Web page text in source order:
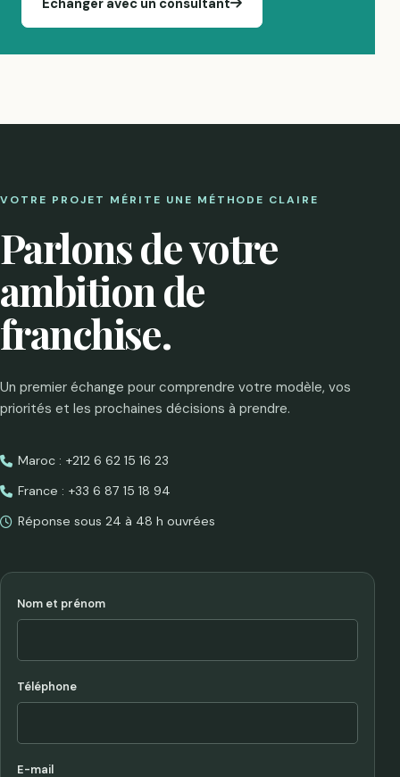
Échanger avec un consultant
VOTRE PROJET MÉRITE UNE MÉTHODE CLAIRE
Parlons de votre
ambition de
franchise.
Un premier échange pour comprendre votre modèle, vos
priorités et les prochaines décisions à prendre.
Maroc : +212 6 62 15 16 23
France : +33 6 87 15 18 94
Réponse sous 24 à 48 h ouvrées
Nom et prénom
Téléphone
E-mail